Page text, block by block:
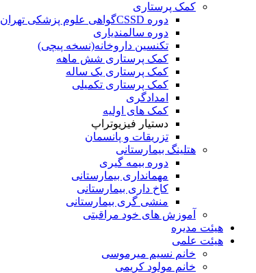
کمک پرستاری
دوره CSSD
گواهی علوم پزشکی تهران
دوره سالمندیاری
تکنسین داروخانه(نسخه پیچی)
کمک پرستاری شش ماهه
کمک پرستاری یک ساله
کمک پرستاری تکمیلی
امدادگری
کمک های اولیه
دستیار فیزیوتراپ
تزریقات و پانسمان
هتلینگ بیمارستانی
دوره بیمه گیری
مهمانداری بیمارستانی
کاخ داری بیمارستانی
منشی گری بیمارستانی
آموزش های خود مراقبتی
هیئت مدیره
هیئت علمی
خانم نسیم میرموسی
خانم مولود کریمی